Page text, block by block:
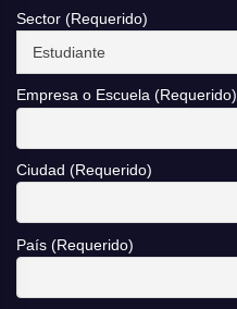
Sector (Requerido)
Empresa o Escuela (Requerido)
Ciudad (Requerido)
País (Requerido)